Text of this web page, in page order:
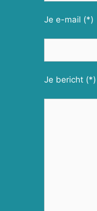
Je e-mail (*)
Je bericht (*)